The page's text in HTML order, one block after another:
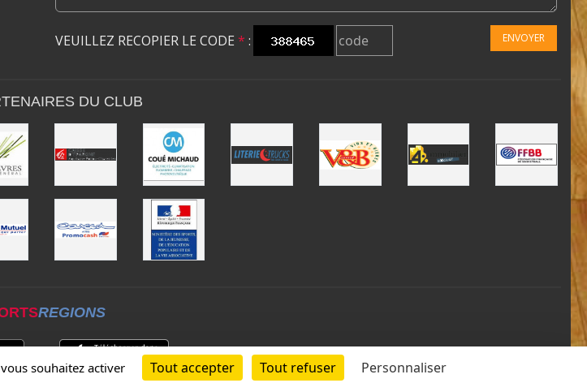
VEUILLEZ RECOPIER LE CODE * : ENVOYER
DU CLUB
REGIONS
souhaitez activer Tout accepter Tout refuser Personnaliser